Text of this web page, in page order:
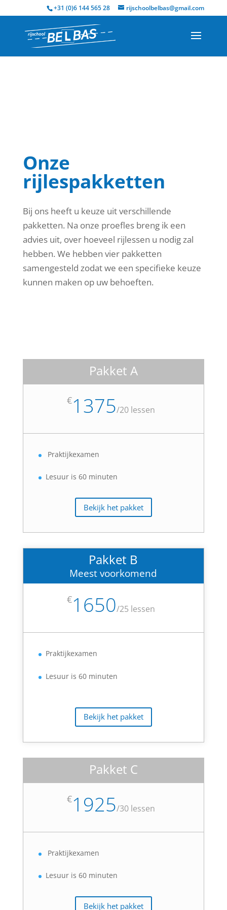
+31 (0)6 144 565 28 rijschoolbelbas@gmail.com
Onze
rijlespakketten
Bij ons heeft u keuze uit verschillende
pakketten. Na onze proefles breng ik een
advies uit, over hoeveel rijlessen u nodig zal
hebben. We hebben vier pakketten
samengesteld zodat we een specifieke keuze
kunnen maken op uw behoeften.
Pakket A
€1375/20 lessen
Praktijkexamen
Lesuur is 60 minuten
Bekijk het pakket
Pakket B
Meest voorkomend
€1650/25 lessen
Praktijkexamen
Lesuur is 60 minuten
Bekijk het pakket
Pakket C
€1925/30 lessen
Praktijkexamen
Lesuur is 60 minuten
Bekijk het pakket